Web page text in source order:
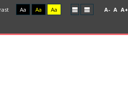
Aa Aa Aa A- A A+